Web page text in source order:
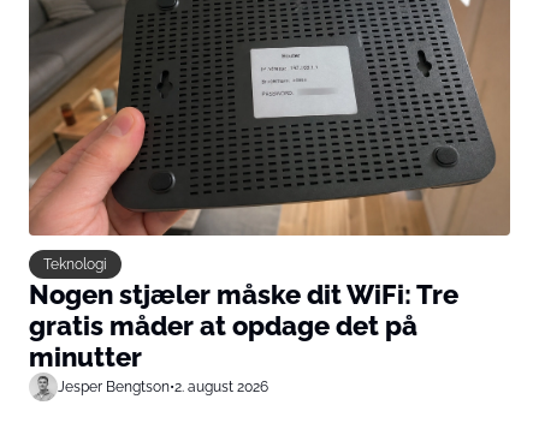
Teknologi
Nogen stjæler måske dit WiFi: Tre
gratis måder at opdage det på
minutter
Jesper Bengtson•2. august 2026